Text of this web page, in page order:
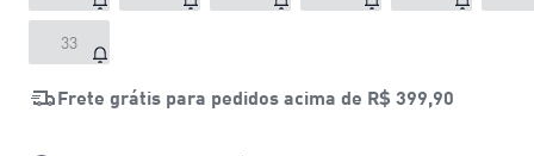
33
Frete grátis para pedidos acima de R$ 399,90